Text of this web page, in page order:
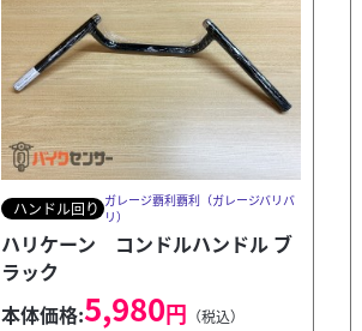
ハンドル回り ガレージ覇利覇利（ガレージバリバ
リ）
ハリケーン コンドルハンドル ブ
ラック
本体価格:5,980円 （税込）